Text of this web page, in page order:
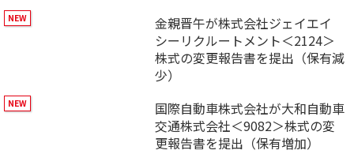
金親晋午が株式会社ジェイエイ
シーリクルートメント＜2124＞
株式の変更報告書を提出（保有減
少）
国際自動車株式会社が大和自動車
交通株式会社＜9082＞株式の変
更報告書を提出（保有増加）